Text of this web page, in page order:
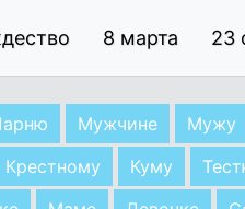
8 марта 23
Мужчине
Мужу
Крестному Куму